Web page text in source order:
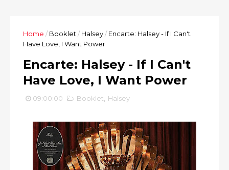
Home / Booklet / Halsey/ Encarte: Halsey - If I Can't
Have Love, I Want Power
Encarte: Halsey - If I Can't
Have Love, I Want Power
09:00:00 Booklet Halsey